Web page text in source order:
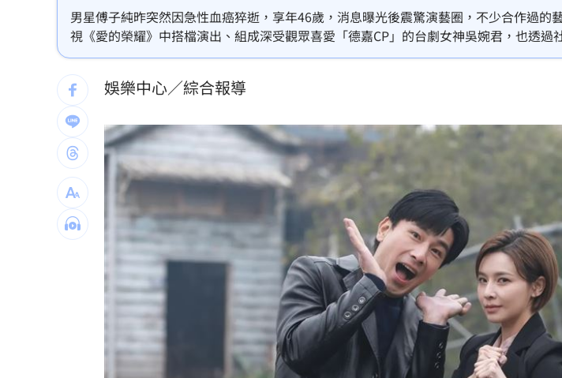
父親節真的快樂嗎？房貸10年暴增逾400萬 22:59
富豪遭大義滅親！偷生子竟盜鄰居身份落戶
慈濟遭詐10億買疫苗！他點出更麻煩的問題 22:56
日神級甜點快閃台北！連5天「買一送一」 22:53
圖書館借書作者賺什麼？菜販作家：有錢領 22:53
台灣彩券開獎直播中
LIVE三立+24小時直播
三立iNEWS新聞台線上直播 18:00
理想混蛋號召粉絲跨海追星吃美食！ 18:15
男星傅子純昨突然因急性血癌猝逝，享年46歲，消息曝光後震驚演藝圈，不少合作過的
視《愛的榮耀》中搭檔演出、組成深受觀眾喜愛「德嘉CP」的台劇女神吳婉君，也透過
然離開難過寫下「我們說好的江湖再見怎麼辦？」
娛樂中心／綜合報導